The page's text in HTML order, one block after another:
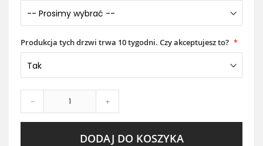
Produkcja tych drzwi trwa 10 tygodni. Czy akceptujesz to?
- +
DODAJ DO KOSZYKA